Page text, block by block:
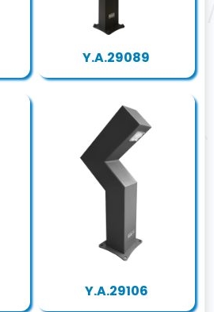
Y.A.29089
Y.A.29106